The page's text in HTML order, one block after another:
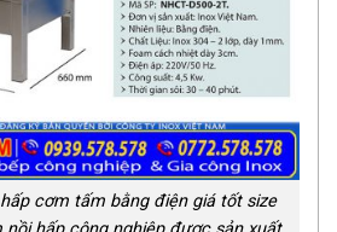
cơm tấm bằng điện giá tốt size